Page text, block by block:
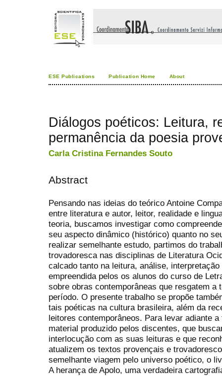
ESE Publications Publication Home About
Diálogos poéticos: Leitura,
permanência da poesia
Carla Cristina Fernandes Souto
Abstract
Pensando nas ideias do teórico Antoine
entre literatura e autor, leitor, realidade e
teoria, buscamos investigar como
seu aspecto dinâmico (histórico) quanto no
realizar semelhante estudo, partimos do
trovadoresca nas disciplinas de Literatura
calcado tanto na leitura, análise,
empreendida pelos os alunos do curso de
sobre obras contemporâneas que resgatem
período. O presente trabalho se propõe
tais poéticas na cultura brasileira, além da
leitores contemporâneos. Para levar adiante
material produzido pelos discentes, que
interlocução com as suas leituras e que
atualizem os textos provençais e
semelhante viagem pelo universo poético, o
A herança de Apolo, uma verdadeira